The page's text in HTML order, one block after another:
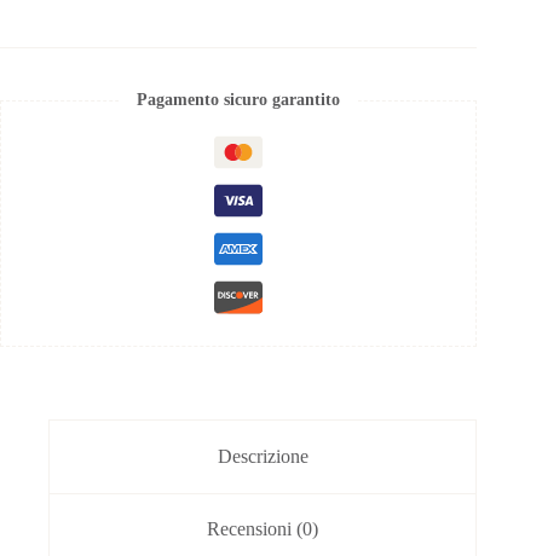
Pagamento sicuro garantito
Descrizione
Recensioni (0)